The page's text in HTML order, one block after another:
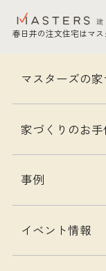
愛知県春日井の注文住宅
春日井の注文住宅はマ
マスターズの家
家づくりのお手
事例
イベント情報
トップ
家づ
家づくりの第一歩
お金について
て